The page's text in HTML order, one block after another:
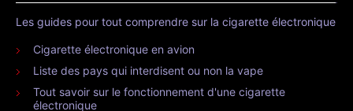
Les guides pour tout comprendre sur la cigarette électronique
Cigarette électronique en avion
Liste des pays qui interdisent ou non la vape
Tout savoir sur le fonctionnement d'une cigarette
électronique